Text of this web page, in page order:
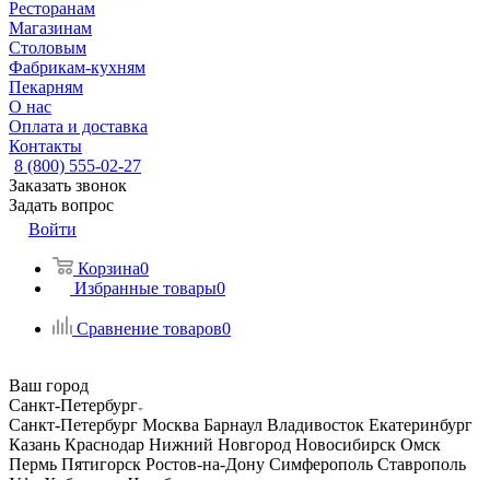
Ресторанам
Магазинам
Столовым
Фабрикам-кухням
Пекарням
О нас
Оплата и доставка
Контакты
8 (800) 555-02-27
Заказать звонок
Задать вопрос
Войти
Корзина0
Избранные товары0
Сравнение товаров0
Ваш город
Санкт-Петербург
Санкт-Петербург Москва Барнаул Владивосток Екатеринбург
Казань Краснодар Нижний Новгород Новосибирск Омск
Пермь Пятигорск Ростов-на-Дону Симферополь Ставрополь